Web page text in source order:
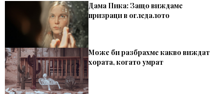
Дама Пика: Защо виждаме
призраци в огледалото
Може би разбрахме какво виждат
хората, когато умрат